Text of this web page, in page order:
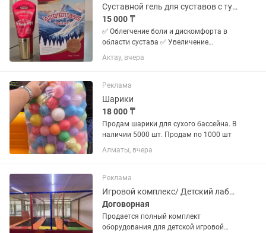
Суставной гель для суставов с турмалиновым шариком лечебный
15 000 ₸
✅ Облегчение боли и дискомфорта в
области сустава ✅ Увеличение
подвижности ✅ Снижение мышечного
напряжения ✅ Ускорение регенерации
воспалительного процесса 👉 Всё это
достигается...
Актау, вчера
Реклама
Шарики
18 000 ₸
Продам шарики для сухого бассейна. В
наличии 5000 шт. Продам по 1000 шт
Алматы, вчера
Реклама
Игровой комплекс/ Детский лабиринт/ Батуты
Договорная
Продается полный комплект
оборудования для детской игровой